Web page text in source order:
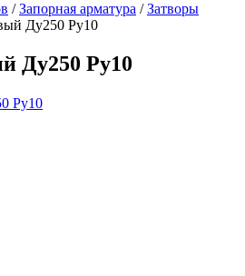
/Запорная арматура /Затворы
Ду250 Ру10
Ду250 Ру10